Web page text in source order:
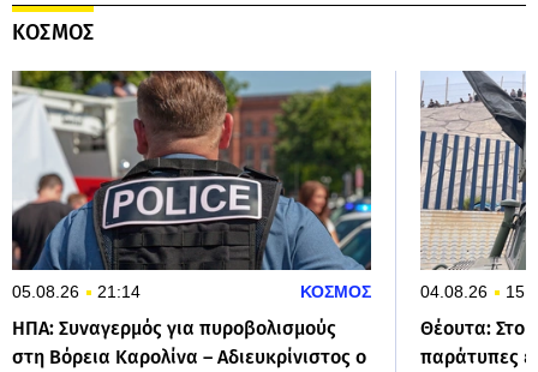
ΚΟΣΜΟΣ
05.08.26 21:14 ΚΟΣΜΟΣ
ΗΠΑ: Συναγερμός για πυροβολισμούς
στη Βόρεια Καρολίνα – Αδιευκρίνιστος ο
04.08.26
Θέουτα:
παράτυπες